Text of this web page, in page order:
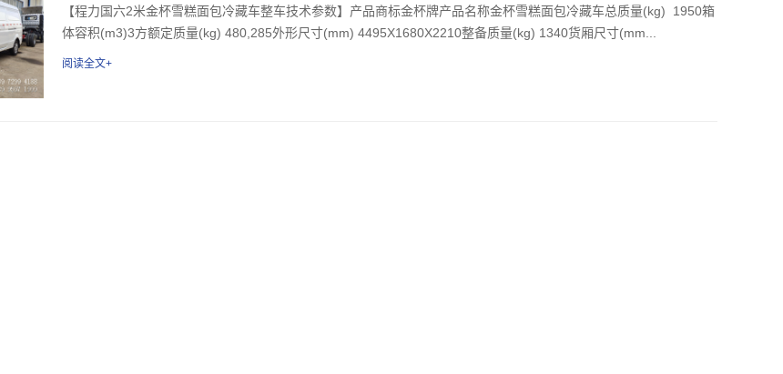
【程力国六2米金杯雪糕面包冷藏车整车技术参数】产品商标金杯牌产品名称金杯雪糕面包冷藏车总质量(kg) 1950箱
体容积(m3)3方额定质量(kg) 480,285外形尺寸(mm) 4495X1680X2210整备质量(kg) 1340货厢尺寸(mm...
阅读全文+